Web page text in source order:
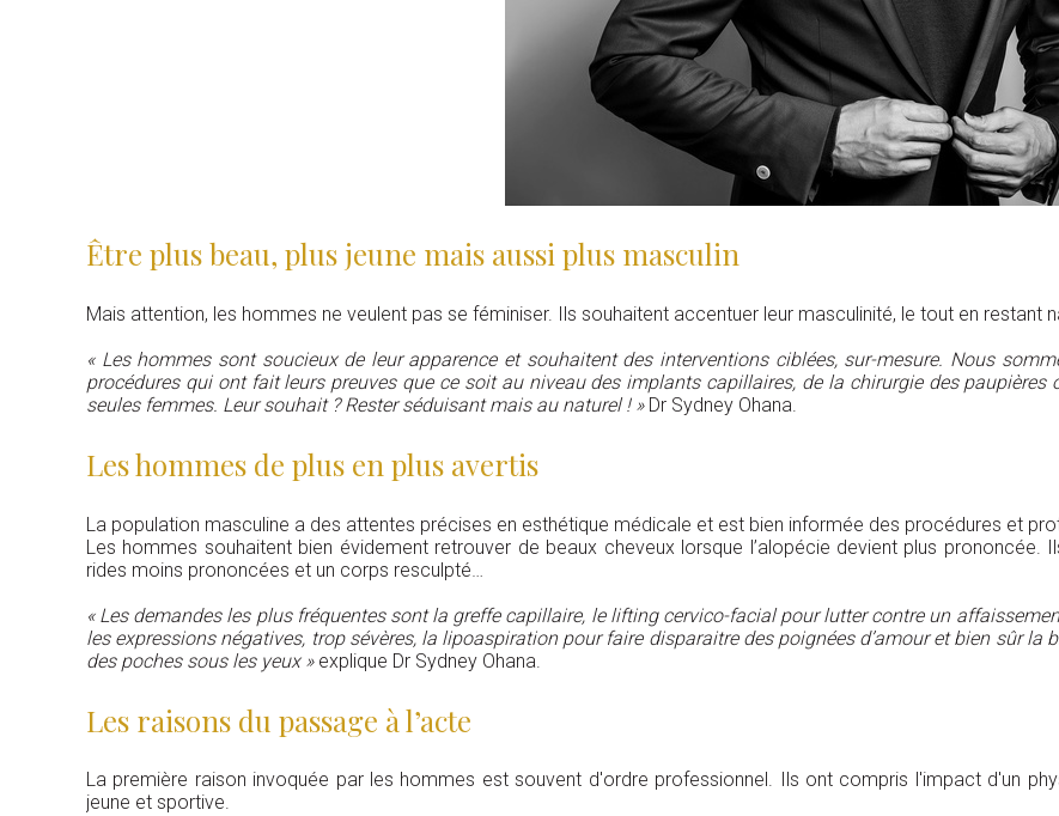
Être plus beau, plus jeune mais aussi plus masculin
Mais attention, les hommes ne veulent pas se féminiser. Ils souhaitent accentuer leur masculinité, le tout en restant
« Les hommes sont soucieux de leur apparence et souhaitent des interventions ciblées, sur-mesure. Nous
procédures qui ont fait leurs preuves que ce soit au niveau des implants capillaires, de la chirurgie des paupières
seules femmes. Leur souhait ? Rester séduisant mais au naturel ! »Dr Sydney Ohana.
Les hommes de plus en plus avertis
La population masculine a des attentes précises en esthétique médicale et est bien informée des procédures et
Les hommes souhaitent bien évidement retrouver de beaux cheveux lorsque l’alopécie devient plus
rides moins prononcées et un corps resculpté…
« Les demandes les plus fréquentes sont la greffe capillaire, le lifting cervico-facial pour lutter contre un
les expressions négatives, trop sévères, la lipoaspiration pour faire disparaitre des poignées d’amour et bien sûr
des poches sous les yeux »explique Dr Sydney Ohana.
Les raisons du passage à l’acte
La première raison invoquée par les hommes est souvent d'ordre professionnel. Ils ont compris l'impact d'un
jeune et sportive.